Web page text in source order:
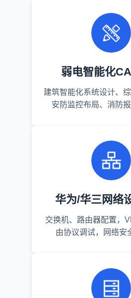
弱电智能化
建筑智能化系统设计、综
安防监控布局、消防
华为/华三网络
交换机、路由器配置，
由协议调试，网络安